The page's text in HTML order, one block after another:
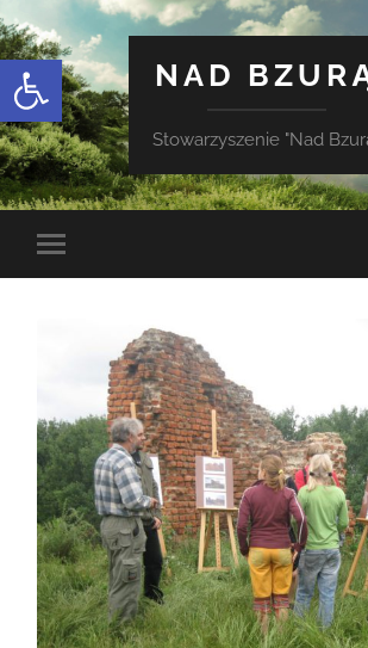
Otwórz pasek
NAD
Stowarzyszenie "Nad
Toggle
mobile